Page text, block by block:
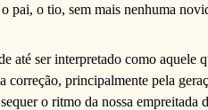
pai, o tio, sem mais nenhuma
até ser interpretado como aquele
correção, principalmente pela
o ritmo da nossa empreitada